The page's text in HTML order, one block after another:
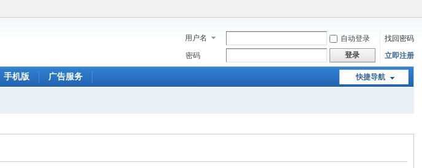
用户名 自动登录
找回密码
密码
登录 立即注册
快捷导航
手机版 广告服务